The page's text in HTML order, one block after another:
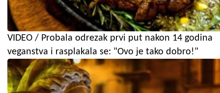
VIDEO / Probala odrezak prvi put nakon 14 godina
veganstva i rasplakala se: "Ovo je tako dobro!"